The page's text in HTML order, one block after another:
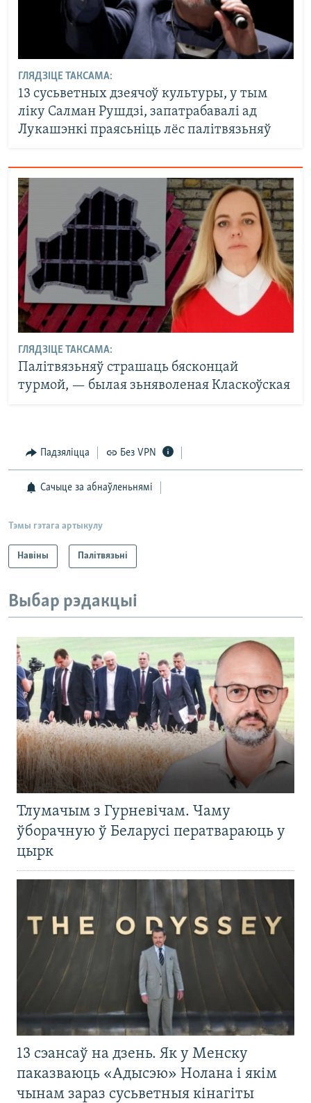
ГЛЯДЗІЦЕ ТАКСАМА:
13 сусьветных дзеячоў культуры, у тым
ліку Салман Рушдзі, запатрабавалі ад
Лукашэнкі праясьніць лёс палітвязьняў
ГЛЯДЗІЦЕ ТАКСАМА:
Палітвязьняў страшаць бясконцай
турмой, — былая зьняволеная Класкоўская
Падзяліцца Без VPN
Сачыце за абнаўленьнямі
Тэмы гэтага артыкулу
Навіны Палітвязьні
Выбар рэдакцыі
Тлумачым з Гурневічам. Чаму
ўборачную ў Беларусі ператвараюць у
цырк
13 сэансаў на дзень. Як у Менску
паказваюць «Адысэю» Нолана і якім
чынам зараз сусьветныя кінагіты